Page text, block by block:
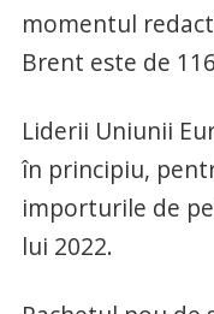
momentul
Brent este de
Liderii Uniunii
în principiu,
importurile de
lui 2022.